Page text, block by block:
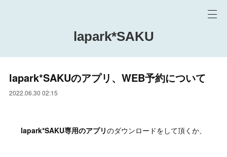
lapark*SAKU
lapark*SAKUのアプリ、WEB予約について
2022.06.30 02:15
lapark*SAKU専用のアプリのダウンロードをして頂くか、